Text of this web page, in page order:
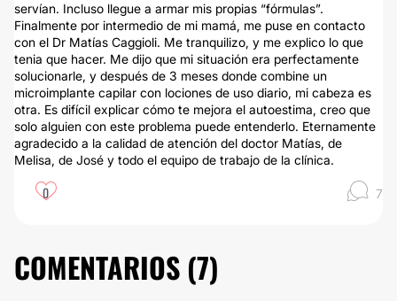
servían. Incluso llegue a armar mis propias “fórmulas”.
Finalmente por intermedio de mi mamá, me puse en contacto
con el Dr Matías Caggioli. Me tranquilizo, y me explico lo que
tenia que hacer. Me dijo que mi situación era perfectamente
solucionarle, y después de 3 meses donde combine un
microimplante capilar con lociones de uso diario, mi cabeza es
otra. Es difícil explicar cómo te mejora el autoestima, creo que
solo alguien con este problema puede entenderlo. Eternamente
agradecido a la calidad de atención del doctor Matías, de
Melisa, de José y todo el equipo de trabajo de la clínica.
0 7
COMENTARIOS (7)